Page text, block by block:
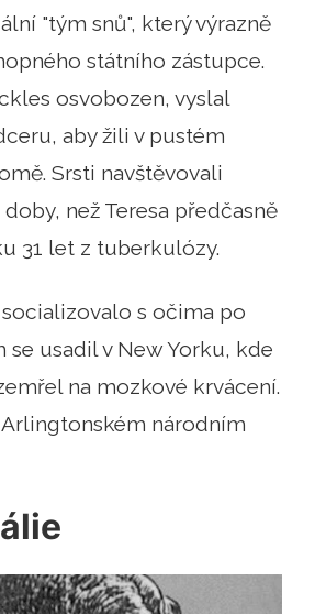
"tým snů", který výrazně
státního zástupce.
osvobozen, vyslal
aby žili v pustém
Srsti navštěvovali
než Teresa předčasně
31 let z tuberkulózy.
s očima po
se usadil v New Yorku, kde
na mozkové krvácení.
národním